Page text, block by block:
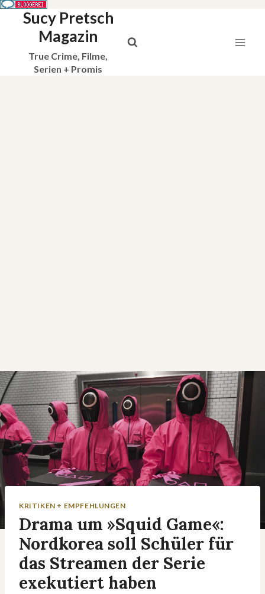
Sucy Pretsch
Magazin
True Crime, Filme,
Serien + Promis
KRITIKEN + EMPFEHLUNGEN
Drama um »Squid Game«:
Nordkorea soll Schüler für
das Streamen der Serie
exekutiert haben